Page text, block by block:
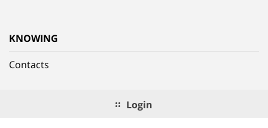
KNOWING
Contacts
Login